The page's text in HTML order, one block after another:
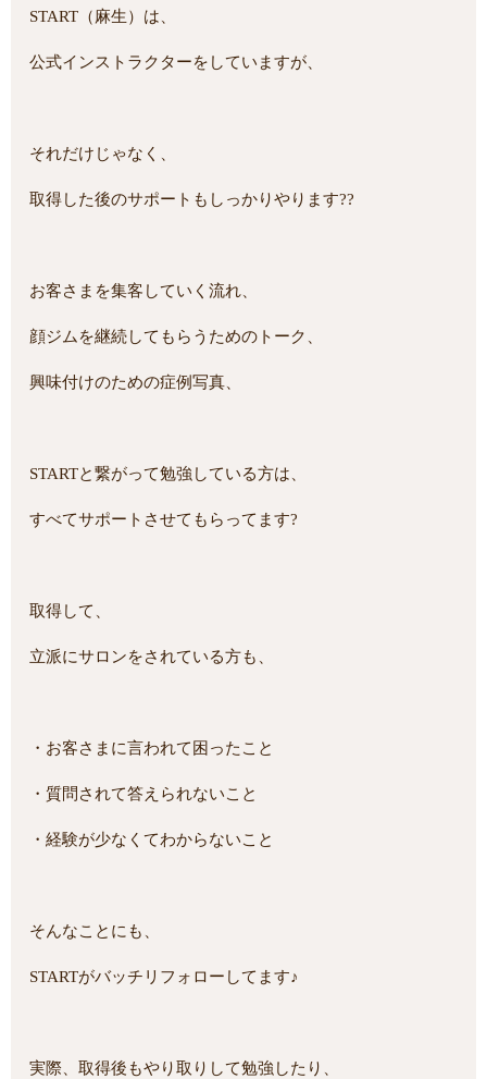
START（麻生）は、
公式インストラクターをしていますが、
それだけじゃなく、
取得した後のサポートもしっかりやります??
お客さまを集客していく流れ、
顔ジムを継続してもらうためのトーク、
興味付けのための症例写真、
STARTと繋がって勉強している方は、
すべてサポートさせてもらってます?
取得して、
立派にサロンをされている方も、
・お客さまに言われて困ったこと
・質問されて答えられないこと
・経験が少なくてわからないこと
そんなことにも、
STARTがバッチリフォローしてます♪
実際、取得後もやり取りして勉強したり、